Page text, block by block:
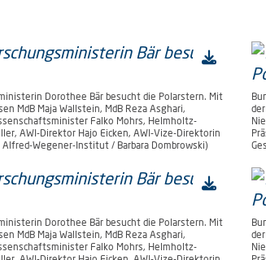
Dorothee Bär besucht die Polarstern. Mit
MdB Maja Wallstein, MdB Reza Asghari,
Falko Mohrs, Helmholtz-
AWI-Direktor Hajo Eicken, AWI-Vize-Direktorin
Alfred-Wegener-Institut / Barbara Dombrowski)
Dorothee Bär besucht die Polarstern. Mit
MdB Maja Wallstein, MdB Reza Asghari,
Falko Mohrs, Helmholtz-